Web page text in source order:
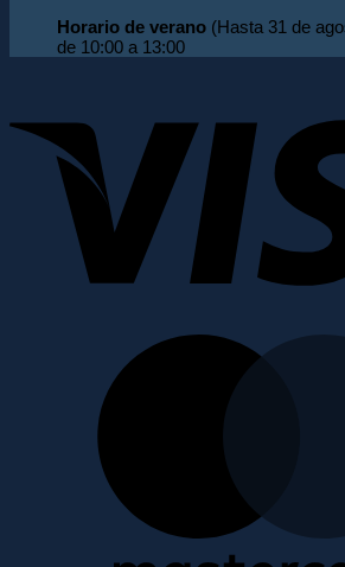
Horario de verano (Hasta 31 de
de 10:00 a 13:00